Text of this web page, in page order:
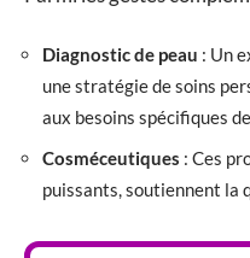
Diagnostic de peau : Un
une stratégie de soins
aux besoins spécifiques
Cosméceutiques : Ces
puissants, soutiennent la